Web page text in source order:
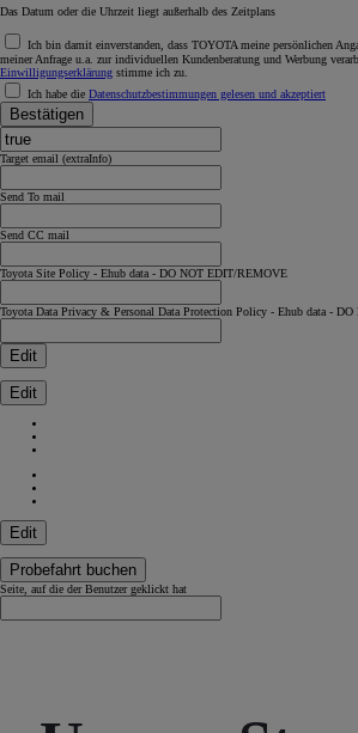
Das Datum oder die Uhrzeit liegt außerhalb des Zeitplans
Ich bin damit einverstanden, dass TOYOTA meine persönlichen
meiner Anfrage u.a. zur individuellen Kundenberatung und Werbung
Einwilligungserklärung stimme ich zu.
Ich habe die Datenschutzbestimmungen gelesen und akzeptiert
Bestätigen
Target email (extraInfo)
Send To mail
Send CC mail
Toyota Site Policy - Ehub data - DO NOT EDIT/REMOVE
Toyota Data Privacy & Personal Data Protection Policy - Ehub data -
Edit
Edit
Edit
Probefahrt buchen
Seite, auf die der Benutzer geklickt hat